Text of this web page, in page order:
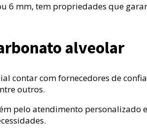
6 mm, tem propriedades que
alveolar
com fornecedores de
outros.
pelo atendimento personalizado